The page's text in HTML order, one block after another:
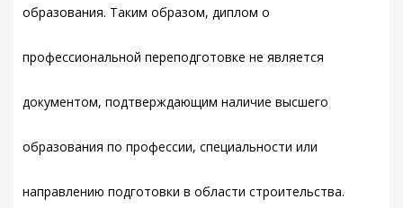
образования. Таким образом, диплом о
профессиональной переподготовке не является
документом, подтверждающим наличие высшего
образования по профессии, специальности или
направлению подготовки в области строительства.